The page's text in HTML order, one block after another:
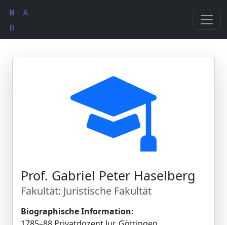
Prof. Gabriel Peter Haselberg
Fakultät: Juristische Fakultät
Biographische Information: